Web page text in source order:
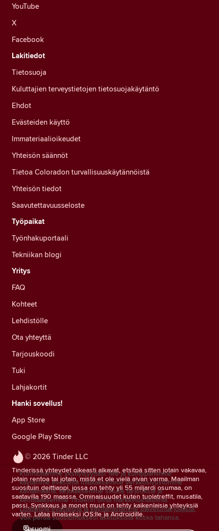
© 2026 Tinder LLC
Tinderissä yhteydet oikeasti alkavat, etsitpä sitten jotain vakavaa,
jotain rentoa tai jotain, mistä et ole vielä aivan varma. Maailman
suosituin deittiappi, jossa on tehty yli 55 miljardi osumaa, on
saatavilla 190 maassa. Ominaisuudet kuten tuplatreffit, musatila,
passi, Synkkaus ja monet muut on tehty kaikenlaisia yhteyksiä
varten. Lataa ilmaiseksi iOS:lle ja Androidille.
suomi
YouTube
X
Facebook
Lakitiedot
Tietosuoja
Kuluttajien terveystietojen tietosuojakäytäntö
Ehdot
Evästeiden käyttö
Immateriaalioikeudet
Yhteisön säännöt
Tietoa Coloradon turvallisuuskäytännöistä
Yhteisön tiedot
Saavutettavuusseloste
Työpaikat
Työnhakuportaali
Tekniikan blogi
Yritys
FAQ
Kohteet
Lehdistölle
Ota yhteyttä
Tarjouskoodi
Tuki
Lahjakortit
Hanki sovellus!
App Store
Google Play Store
Kunnioitamme yksityisyyttäsi. Me ja kumppanimme
käytämme evästeitä mitataksemme verkkosivustomme
kävijämääriä, tarjotaksemme sinulle tarjouksia ja
kehittääksemme Tinderin omia markkinointitoimia.
Lisätietoja evästeistä ja käyttämistämme palveluntarjoajista.
Voit perua suostumuksesi asetuksista koska tahansa.